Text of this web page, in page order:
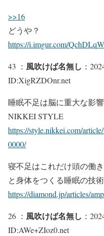
>>16
どうや？
https://i.imgur.com/
43 ： 風吹けば名無し ：
ID:XigRZDOnr.net
睡眠不足は脳に重大な影
NIKKEI STYLE
https://style.nikkei.com/
0000/
寝不足はこれだけ頭の働
と身体をつくる睡眠の技
https://diamond.jp/articles/
26 ： 風吹けば名無し ：
ID:AWe+ZIoz0.net